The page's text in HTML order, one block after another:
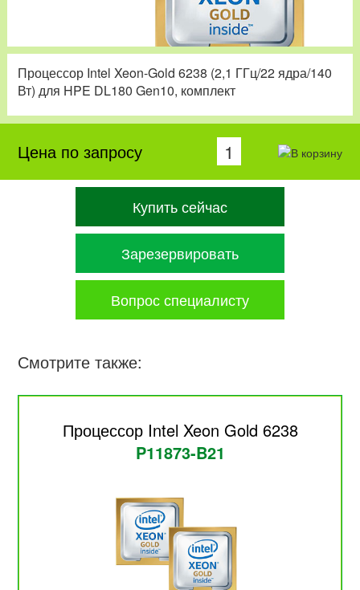
Процессор Intel Xeon-Gold 6238 (2,1 ГГц/22 ядра/140
Вт) для HPE DL180 Gen10, комплект
Цена по запросу
Купить сейчас
Зарезервировать
Вопрос специалисту
Смотрите также:
Процессор Intel Xeon Gold 6238
P11873-B21